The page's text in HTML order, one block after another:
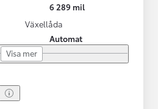
6 289 mil
Växellåda
Automat
Visa mer